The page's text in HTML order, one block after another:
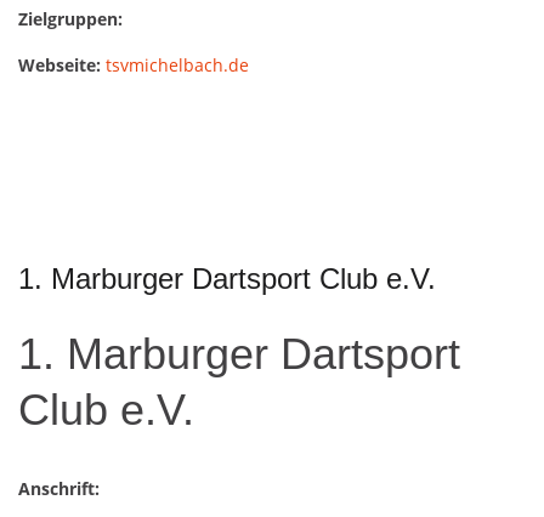
Zielgruppen:
Webseite: tsvmichelbach.de
1. Marburger Dartsport Club e.V.
1. Marburger Dartsport
Club e.V.
Anschrift: